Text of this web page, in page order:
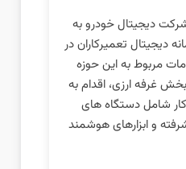
دیجیتال خودرو به
دیجیتال تعمیرکاران در
مربوط به این حوزه
غرفه ارزی، اقدام به
شامل دستگاه‌ های
و ابزارهای هوشمند